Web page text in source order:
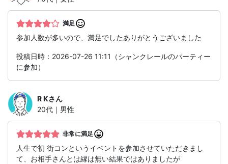
満足
参加人数が多いので、満足でしたありがとうございました
投稿日時：2026-07-26 11:11（シャンクレールのパーティー
に参加）
R Kさん
20代｜男性
非常に満足
人生で初 街コンというイベントを参加させていただきまし
て、お相手さんとは縁は無い結果ではありましたが